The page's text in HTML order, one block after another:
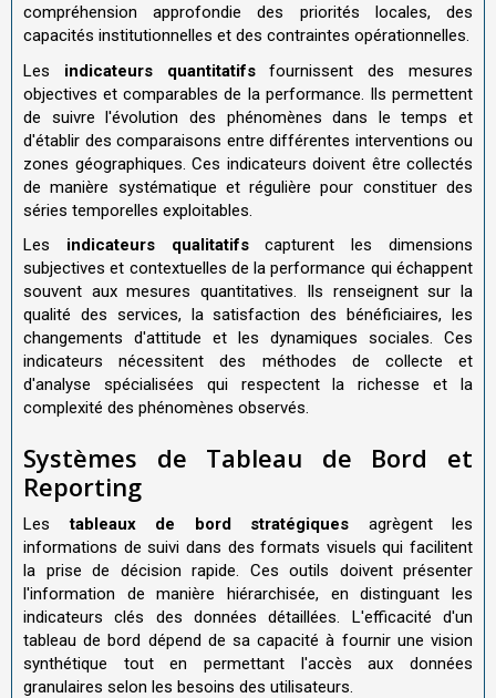
compréhension approfondie des priorités locales, des
capacités institutionnelles et des contraintes opérationnelles.
Les indicateurs quantitatifsfournissent des mesures
objectives et comparables de la performance. Ils permettent
de suivre l'évolution des phénomènes dans le temps et
d'établir des comparaisons entre différentes interventions ou
zones géographiques. Ces indicateurs doivent être collectés
de manière systématique et régulière pour constituer des
séries temporelles exploitables.
Les indicateurs qualitatifscapturent les dimensions
subjectives et contextuelles de la performance qui échappent
souvent aux mesures quantitatives. Ils renseignent sur la
qualité des services, la satisfaction des bénéficiaires, les
changements d'attitude et les dynamiques sociales. Ces
indicateurs nécessitent des méthodes de collecte et
d'analyse spécialisées qui respectent la richesse et la
complexité des phénomènes observés.
Systèmes de Tableau de Bord et
Reporting
Lestableaux de bord stratégiques agrègent les
informations de suivi dans des formats visuels qui facilitent
la prise de décision rapide. Ces outils doivent présenter
l'information de manière hiérarchisée, en distinguant les
indicateurs clés des données détaillées. L'efficacité d'un
tableau de bord dépend de sa capacité à fournir une vision
synthétique tout en permettant l'accès aux données
granulaires selon les besoins des utilisateurs.